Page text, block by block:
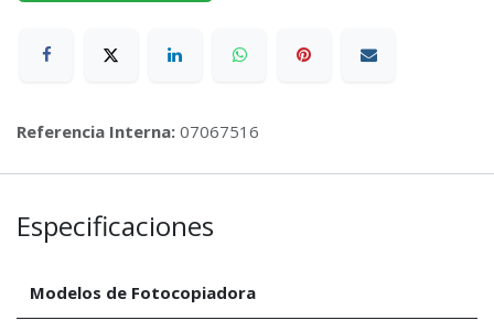
Referencia Interna: 07067516
Especificaciones
Modelos de Fotocopiadora